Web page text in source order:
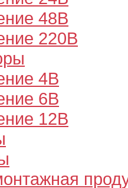
48В
220В
4В
6В
12В